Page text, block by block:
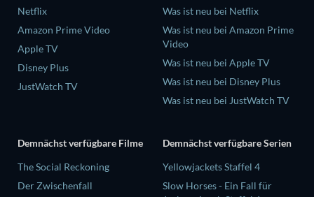
Netflix
Amazon Prime Video
Apple TV
Disney Plus
JustWatch TV
Was ist neu bei Netflix
Was ist neu bei Amazon Prime
Video
Was ist neu bei Apple TV
Was ist neu bei Disney Plus
Was ist neu bei JustWatch TV
Demnächst verfügbare Filme
The Social Reckoning
Der Zwischenfall
Demnächst verfügbare Serien
Yellowjackets Staffel 4
Slow Horses - Ein Fall für